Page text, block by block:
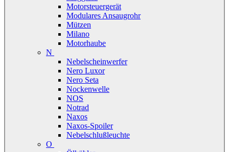
Motorsteuergerät
Modulares Ansaugrohr
Mützen
Milano
Motorhaube
N
Nebelscheinwerfer
Nero Luxor
Nero Seta
Nockenwelle
NOS
Notrad
Naxos
Naxos-Spoiler
Nebelschlußleuchte
O